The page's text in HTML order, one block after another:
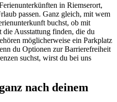
in Riemserort,
passen. Ganz gleich, mit wem
buchst, ob mit
Ausstattung finden, die du
möglicherweise ein Parkplatz
du Optionen zur Barrierefreiheit
suchst, wirst du bei uns
nach deinem